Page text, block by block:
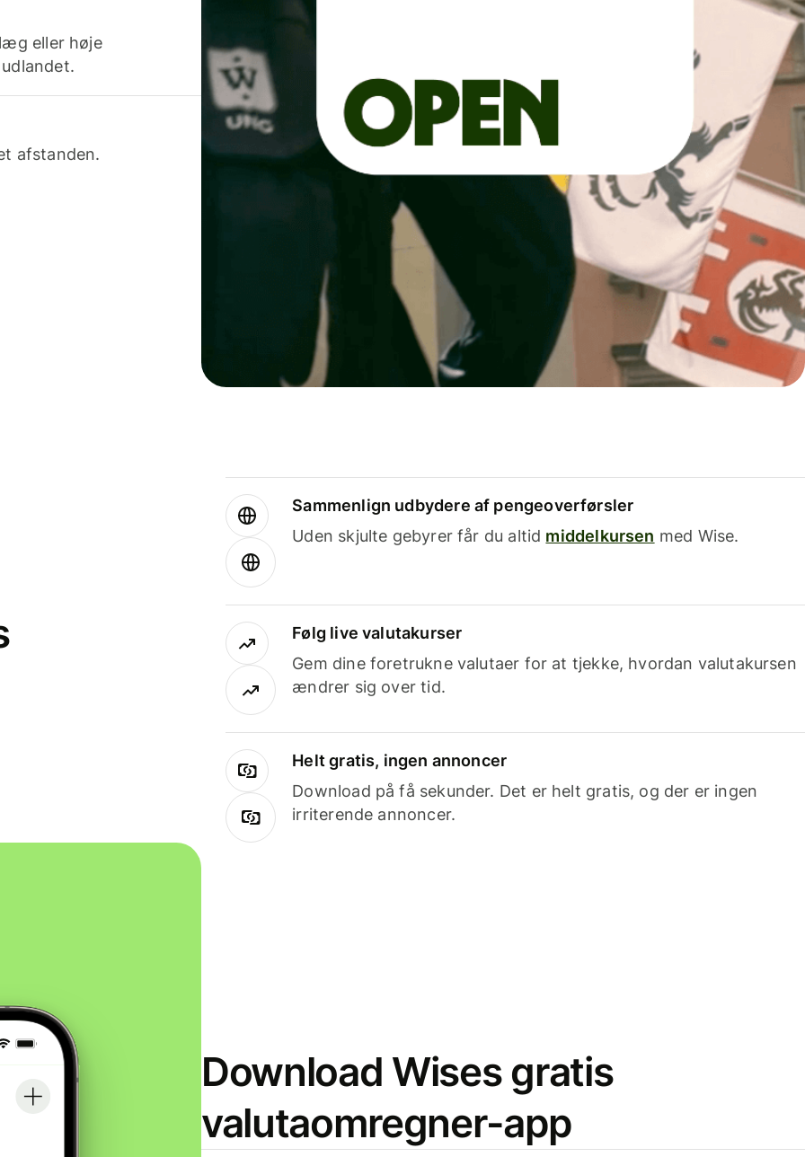
eller høje
afstanden.
Sammenlign udbydere af pengeoverførsler
Uden skjulte gebyrer får du altid middelkursen med Wise.
Følg live valutakurser
Gem dine foretrukne valutaer for at tjekke, hvordan valutakursen
ændrer sig over tid.
Helt gratis, ingen annoncer
Download på få sekunder. Det er helt gratis, og der er ingen
irriterende annoncer.
Download Wises gratis
valutaomregner-app